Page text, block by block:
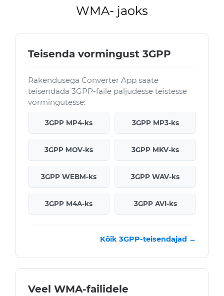
WMA- jaoks
Teisenda vormingust 3GPP
Rakendusega Converter App saate
teisendada 3GPP-faile paljudesse teistesse
vormingutesse:
3GPP MP4-ks 3GPP MP3-ks
3GPP MOV-ks 3GPP MKV-ks
3GPP WEBM-ks 3GPP WAV-ks
3GPP M4A-ks 3GPP AVI-ks
Kõik 3GPP-teisendajad →
Veel WMA-failidele